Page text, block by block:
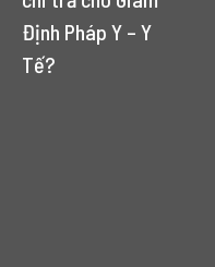
Định Pháp Y – Y
Tế?